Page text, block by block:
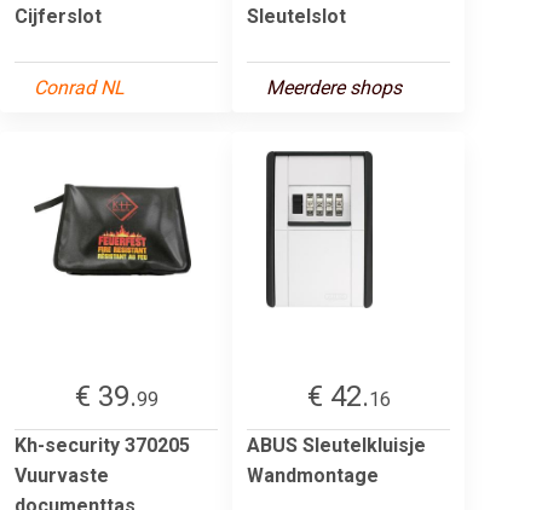
Cijferslot
Conrad NL
Sleutelslot
Meerdere shops
€ 39.99
Kh-security 370205
Vuurvaste
€ 42.16
ABUS Sleutelkluisje
Wandmontage